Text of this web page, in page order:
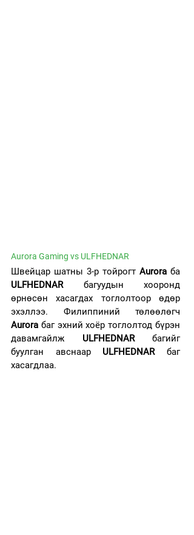
Aurora Gaming vs ULFHEDNAR
Швейцар шатны 3-р тойрогт Aurora ба
ULFHEDNAR багуудын хооронд
өрнөсөн хасагдах тоглолтоор өдөр
Aurora баг эхний хоёр тоглолтод бүрэн
давамгайлж ULFHEDNAR багийг
буулган авснаар ULFHEDNAR баг
хасагдлаа.